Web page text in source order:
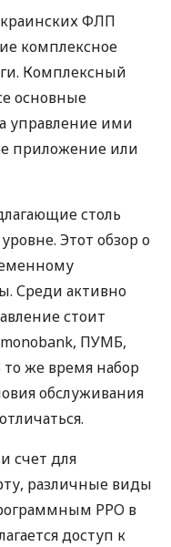
ФЛП
комплексное
Комплексный
основные
управление ими
приложение или
столь
Этот обзор о
Среди активно
стоит
ПУМБ,
же время набор
обслуживания
счет для
различные виды
РРО в
доступ к